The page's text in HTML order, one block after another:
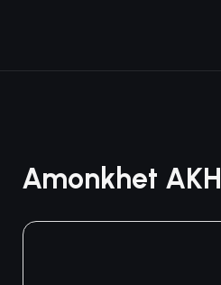
Amonkhet AKH